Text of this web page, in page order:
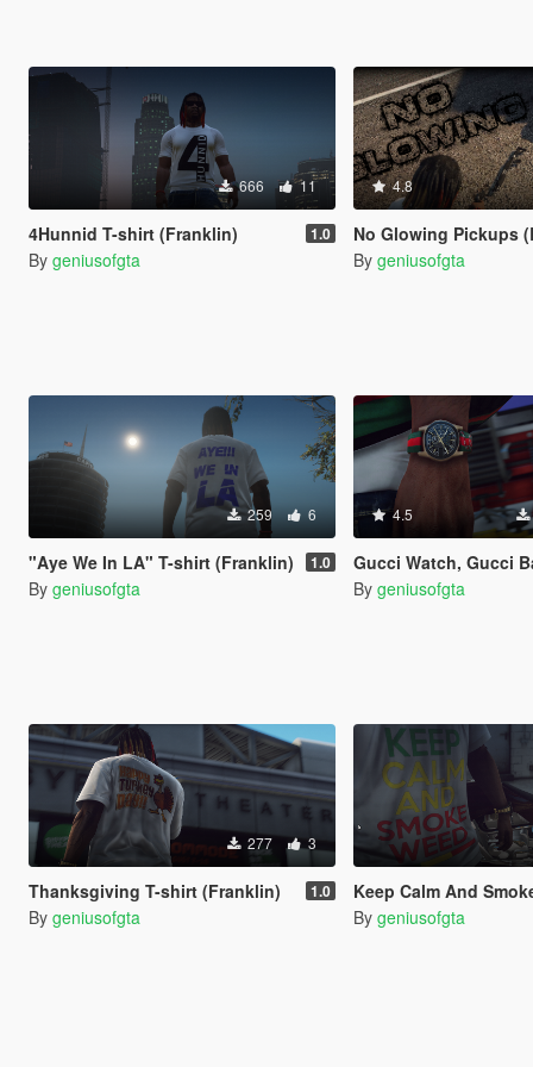
666 11
4Hunnid T-shirt (Franklin) 1.0
By geniusofgta
4.8
No Glowing Pickups
By geniusofgta
259 6
"Aye We In LA" T-shirt (Franklin) 1.0
By geniusofgta
4.5
Gucci Watch, Gucci Band & Diamond
By geniusofgta
277 3
Thanksgiving T-shirt (Franklin) 1.0
By geniusofgta
Keep Calm And Smoke
By geniusofgta